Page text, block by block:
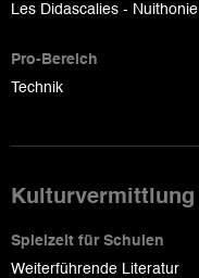
Les Didascalies - Nuithonie
Pro-Bereich
Technik
Kulturvermittlung
Spielzeit für Schulen
Weiterführende Literatur